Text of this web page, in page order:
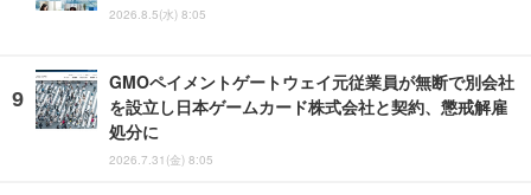
2026.8.5(水) 8:05
GMOペイメントゲートウェイ元従業員が無断で別会社
を設立し日本ゲームカード株式会社と契約、懲戒解雇
処分に
2026.7.31(金) 8:05